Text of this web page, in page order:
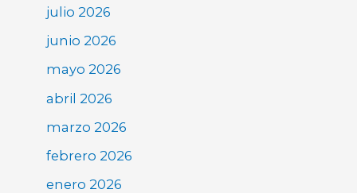
julio 2026
junio 2026
mayo 2026
abril 2026
marzo 2026
febrero 2026
enero 2026